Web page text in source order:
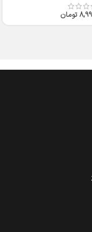
تومان